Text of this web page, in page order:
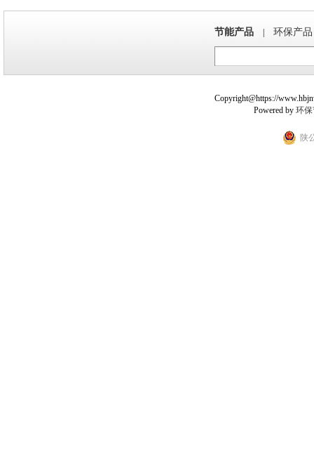
节能产品 环保产品
Copyright@https://
Powered by 环
陕